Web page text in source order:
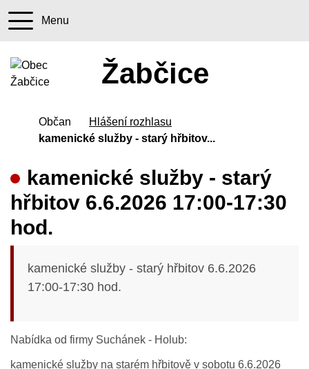
Menu
Žabčice
Úvodní stránka
Občan
Hlášení rozhlasu
kamenické služby - starý hřbitov...
kamenické služby - starý
hřbitov 6.6.2026 17:00-17:30
hod.
kamenické služby - starý hřbitov 6.6.2026
17:00-17:30 hod.
Nabídka od firmy Suchánek - Holub:
kamenické služby na starém hřbitově v sobotu 6.6.2026